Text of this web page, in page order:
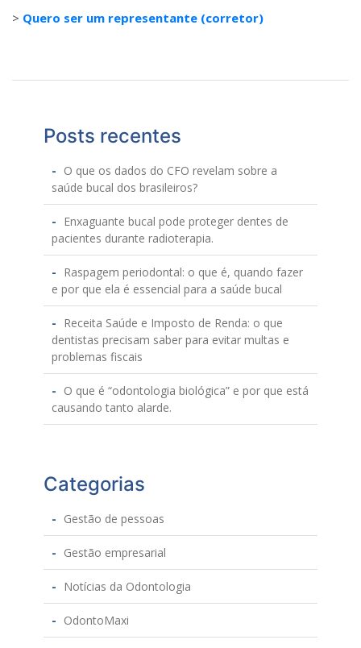
> Quero ser um representante (corretor)
Posts recentes
O que os dados do CFO revelam sobre a
saúde bucal dos brasileiros?
Enxaguante bucal pode proteger dentes de
pacientes durante radioterapia.
Raspagem periodontal: o que é, quando fazer
e por que ela é essencial para a saúde bucal
Receita Saúde e Imposto de Renda: o que
dentistas precisam saber para evitar multas e
problemas fiscais
O que é “odontologia biológica” e por que está
causando tanto alarde.
Categorias
Gestão de pessoas
Gestão empresarial
Notícias da Odontologia
OdontoMaxi